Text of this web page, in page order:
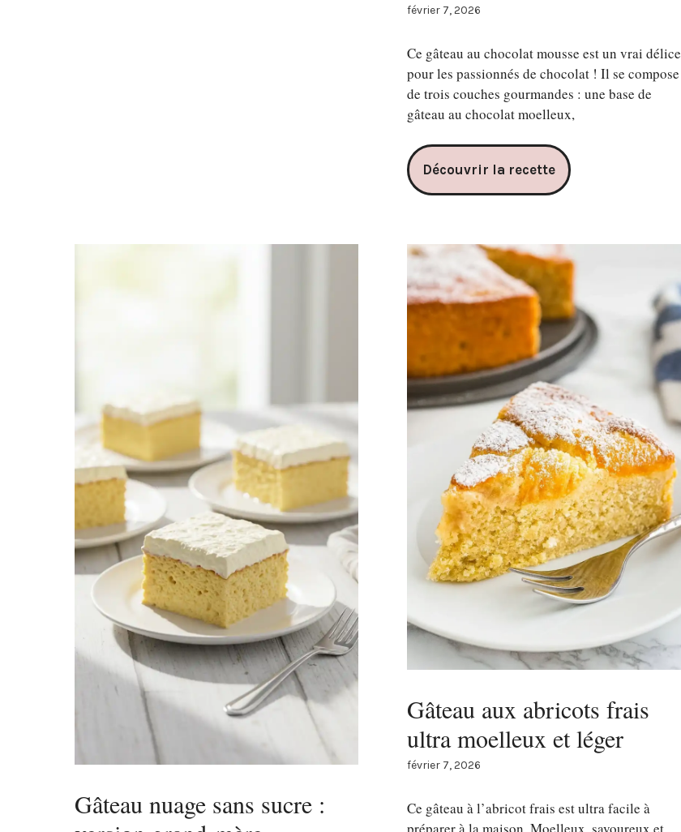
février 7, 2026
Ce gâteau au chocolat mousse est un vrai délice
pour les passionnés de chocolat ! Il se compose
de trois couches gourmandes : une base de
gâteau au chocolat moelleux,
Découvrir la recette
Gâteau nuage sans sucre :
Gâteau aux abricots frais
ultra moelleux et léger
février 7, 2026
Ce gâteau à l’abricot frais est ultra facile à